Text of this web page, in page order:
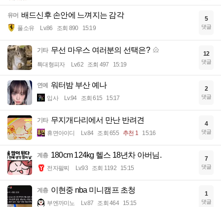
유머 배드신후 손안에 느껴지는 감각
풀소유 Lv.86 조회 890 15:19
5
댓글
기타 무선 마우스 여러분의 선택은?
특대형피자 Lv.62 조회 497 15:19
12
댓글
연예 워터밤 부산 예나
입사 Lv.94 조회 615 15:17
2
댓글
기타 무지개다리에서 만난 반려견
휴면아이디 Lv.84 조회 655 추천 1 15:16
4
댓글
계층 180cm 124kg 헬스 18년차 아버님.
전자팔찌 Lv.93 조회 1192 15:15
7
댓글
계층 이현중 nba 미니캠프 초청
부엔까미노 Lv.87 조회 464 15:15
1
댓글